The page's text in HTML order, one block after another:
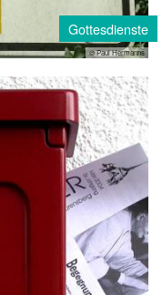
Gottesdienste
© Paul Hermanns